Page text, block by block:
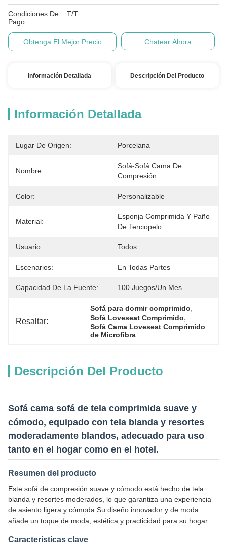
Condiciones De
Pago:
T/T
Obtenga El Mejor Precio Chatear Ahora
Información Detallada Descripción Del Producto
Información Detallada
Lugar De Origen: Porcelana
Nombre:
Sofá-Sofá Cama De
Compresión
Color: Personalizable
Material:
Esponja Comprimida Y Paño
De Terciopelo.
Usuario: Todos
Escenarios: En Todas Partes
Capacidad De La Fuente: 100 Juegos/un Mes
Resaltar:
Sofá para dormir comprimido,
Sofá Loveseat Comprimido,
Sofá Cama Loveseat Comprimido
de Microfibra
Descripción Del Producto
Sofá cama sofá de tela comprimida suave y
cómodo, equipado con tela blanda y resortes
moderadamente blandos, adecuado para uso
tanto en el hogar como en el hotel.
Resumen del producto
Este sofá de compresión suave y cómodo está hecho de tela
blanda y resortes moderados, lo que garantiza una experiencia
de asiento ligera y cómoda.Su diseño innovador y de moda
añade un toque de moda, estética y practicidad para su hogar.
Características clave